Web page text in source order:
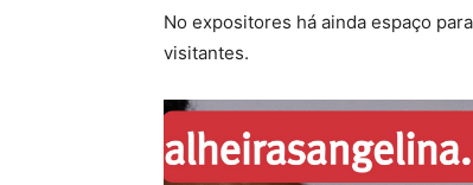
No expositores há ainda espaço
visitantes.